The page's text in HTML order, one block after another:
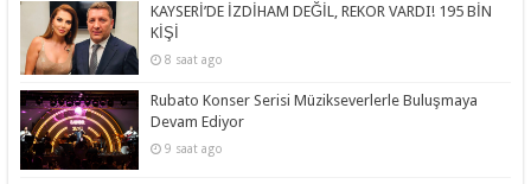
KAYSERİ’DE İZDİHAM DEĞİL, REKOR VARDI! 195 BİN
KİŞİ
8 saat ago
Rubato Konser Serisi Müzikseverlerle Buluşmaya
Devam Ediyor
9 saat ago